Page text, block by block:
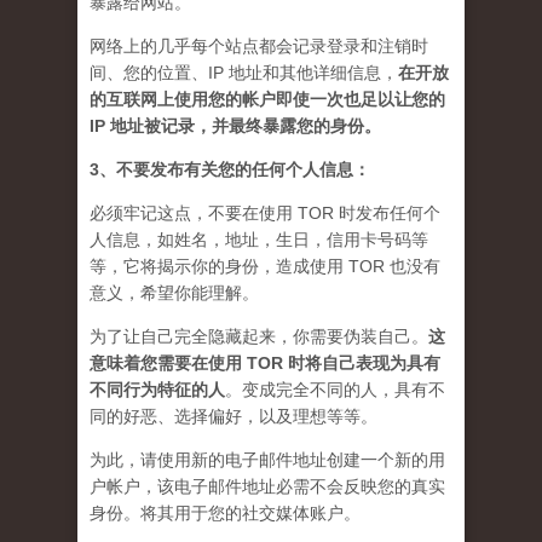
网络上的几乎每个站点都会记录登录和注销时
间、您的位置、IP 地址和其他详细信息， 在开放
的互联网上使用您的帐户即使一次也足以让您的
IP 地址被记录，并最终暴露您的身份。
3、不要发布有关您的任何个人信息：
必须牢记这点，不要在使用 TOR 时发布任何个
人信息，如姓名，地址，生日，信用卡号码等
等，它将揭示你的身份，造成使用 TOR 也没有
意义，希望你能理解。
为了让自己完全隐藏起来，你需要伪装自己。 这
意味着您需要在使用 TOR 时将自己表现为具有
不同行为特征的人 。 变成完全不同的人，具有不
同的好恶、选择偏好，以及理想等等。
为此，请使用新的电子邮件地址创建一个新的用
户帐户，该电子邮件地址必需不会反映您的真实
身份。将其用于您的社交媒体账户。